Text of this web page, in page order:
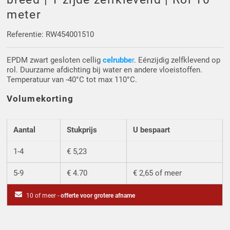
Driehoek/Wig profielen
Silicone U Profielen
Luikenpakking
Oploopprofielen
Hoekprofielen
O-ringen
meter
Referentie: RW454001510
EPDM zwart gesloten celligcelrubber. Eénzijdig zelfklevend op
rol. Duurzame afdichting bij water en andere vloeistoffen.
Temperatuur van -40°C tot max 110°C.
Volumekorting
Aantal Stukprijs U bespaart
1-4 € 5,23
5-9 € 4.70 € 2,65 of meer
10 of meer -offerte voor grotere afname